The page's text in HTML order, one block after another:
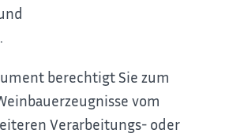
berechtigt Sie zum
vom
Verarbeitungs- oder